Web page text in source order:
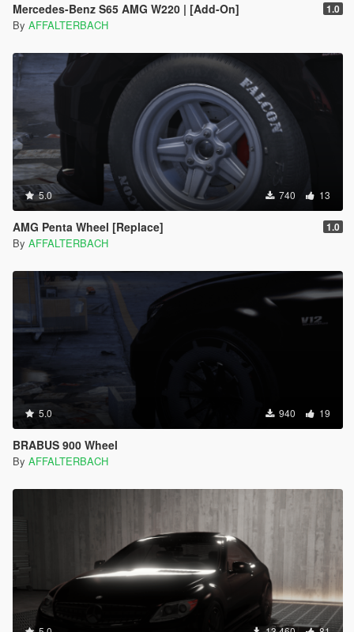
Mercedes-Benz S65 AMG W220 | [Add-On] 1.0
By AFFALTERBACH
5.0 740 13
AMG Penta Wheel [Replace] 1.0
By AFFALTERBACH
5.0 940 19
BRABUS 900 Wheel
By AFFALTERBACH